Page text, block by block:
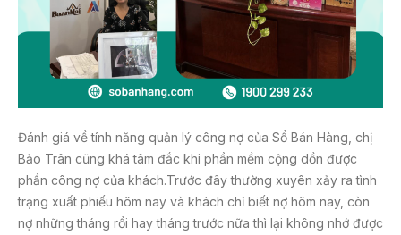
Đánh giá về tính năng quản lý công nợ của Sổ Bán Hàng, chị
Bảo Trân cũng khá tâm đắc khi phần mềm cộng dồn được
phần công nợ của khách.Trước đây thường xuyên xảy ra tình
trạng xuất phiếu hôm nay và khách chỉ biết nợ hôm nay, còn
nợ những tháng rồi hay tháng trước nữa thì lại không nhớ được